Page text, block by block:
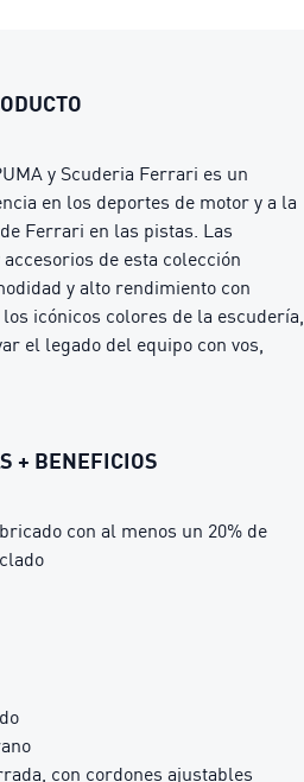
y Scuderia Ferrari es un
en los deportes de motor y a la
Ferrari en las pistas. Las
de esta colección
y alto rendimiento con
icónicos colores de la escudería,
el legado del equipo con vos,
+ BENEFICIOS
con al menos un 20% de
con cordones ajustables